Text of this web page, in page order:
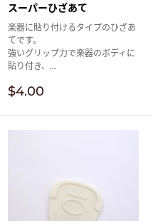
スーパーひざあて
楽器に貼り付けるタイプのひざあ
てです。
強いグリップ力で楽器のボディに
貼り付き、...
販
価
格
$4.00